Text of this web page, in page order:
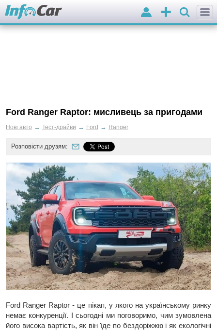
Додати
оголошення
Вхід
Ford Ranger Raptor: мисливець за пригодами
Нові авто → Тест-драйви → Ford → Ranger
Розповісти друзям:
Ford Ranger Raptor - це пікап, у якого на українському ринку
немає конкуренції. І сьогодні ми поговоримо, чим зумовлена
його висока вартість, як він їде по бездоріжжю і як екологічні